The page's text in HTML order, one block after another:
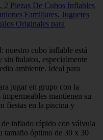
Piezas De Cubos Inflables
Familiares, Juguetes
Originales para
nuestro cubo inflable está
ftalatos, especialmente
ambiente. Ideal para
jugar en grupo con la
mantienen su
fiestas en la piscina y
de inflado rápido con válvula
tamaño óptimo de 30 x 30